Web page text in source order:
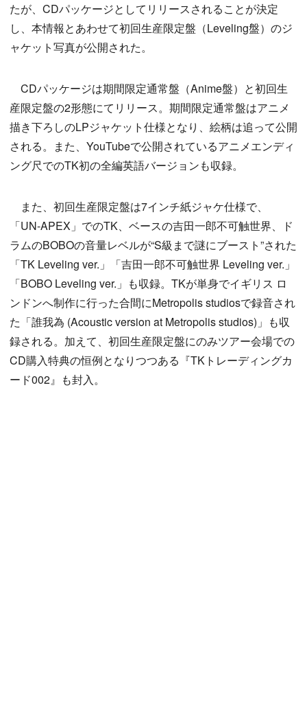
たが、CDパッケージとしてリリースされることが決定
し、本情報とあわせて初回生産限定盤（Leveling盤）のジ
ャケット写真が公開された。
CDパッケージは期間限定通常盤（Anime盤）と初回生
産限定盤の2形態にてリリース。期間限定通常盤はアニメ
描き下ろしのLPジャケット仕様となり、絵柄は追って公開
される。また、YouTubeで公開されているアニメエンディ
ング尺でのTK初の全編英語バージョンも収録。
また、初回生産限定盤は7インチ紙ジャケ仕様で、
「UN-APEX」でのTK、ベースの吉田一郎不可触世界、ド
ラムのBOBOの音量レベルが“S級まで謎にブースト”された
「TK Leveling ver.」「吉田一郎不可触世界 Leveling ver.」
「BOBO Leveling ver.」も収録。TKが単身でイギリス ロ
ンドンへ制作に行った合間にMetropolis studiosで録音され
た「誰我為 (Acoustic version at Metropolis studios)」も収
録される。加えて、初回生産限定盤にのみツアー会場での
CD購入特典の恒例となりつつある『TKトレーディングカ
ード002』も封入。